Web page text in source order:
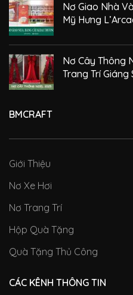
Nơ Giao Nhà
Mỹ Hưng
Nơ Cây Thông
Trang Trí Giáng
BMCRAFT
Giới Thiệu
Nơ Xe Hơi
Nơ Trang Trí
Hộp Quà Tặng
Quà Tặng Thủ Công
CÁC KÊNH THÔNG TIN